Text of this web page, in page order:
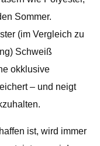
Sommer.
(im Vergleich zu
Schweiß
okklusive
– und neigt
ist, wird immer